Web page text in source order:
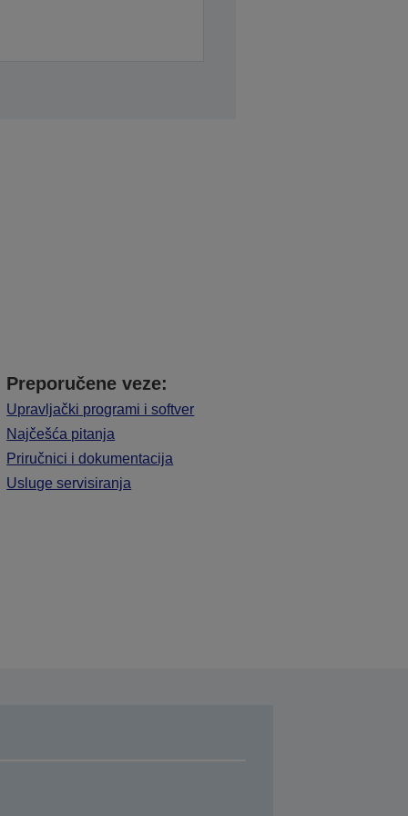
Preporučene veze:
Upravljački programi i softver
Najčešća pitanja
Priručnici i dokumentacija
Usluge servisiranja